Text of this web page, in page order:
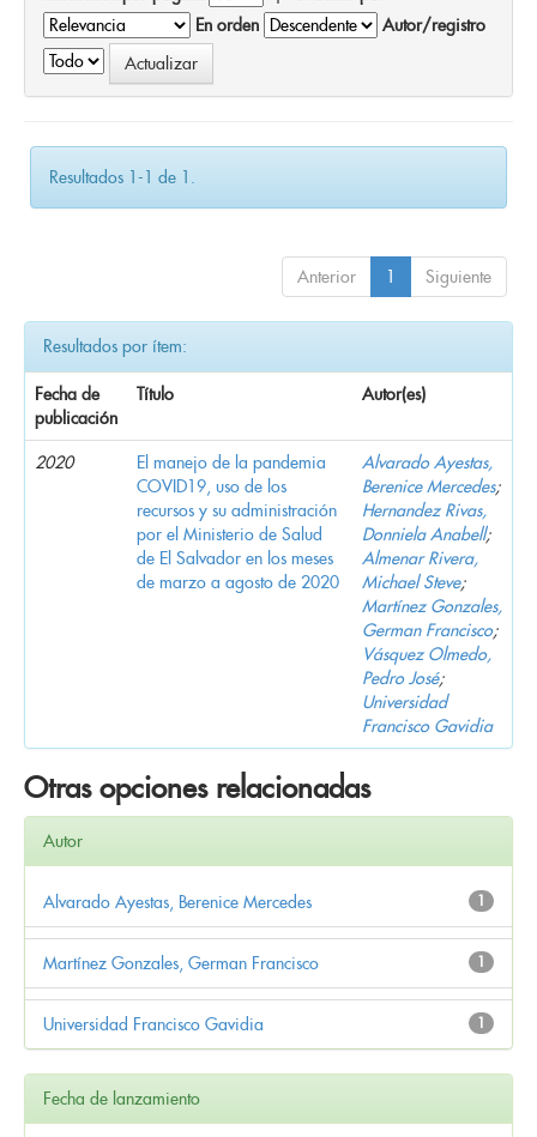
En orden
Autor/registro
Resultados 1-1 de 1.
Anterior 1 Siguiente
Resultados por ítem:
Fecha de
publicación
Título Autor(es)
2020
El manejo de la pandemia
COVID19, uso de los
recursos y su administración
por el Ministerio de Salud
de El Salvador en los meses
de marzo a agosto de 2020
Alvarado Ayestas,
Berenice Mercedes;
Hernandez Rivas,
Donniela Anabell;
Almenar Rivera,
Michael Steve;
Martínez Gonzales,
German Francisco;
Vásquez Olmedo,
Pedro José;
Universidad
Francisco Gavidia
Otras opciones relacionadas
Autor
1
Alvarado Ayestas, Berenice Mercedes
1
Martínez Gonzales, German Francisco
1
Universidad Francisco Gavidia
Fecha de lanzamiento